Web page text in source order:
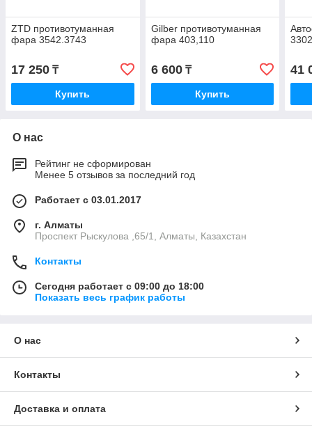
ZTD противотуманная
фара 3542.3743
17 250 ₸
Купить
Gilber противотуманная
фара 403,110
6 600₸
Купить
41
О нас
Рейтинг не сформирован
Менее 5 отзывов за последний год
Работает с 03.01.2017
г. Алматы
Проспект Рыскулова ,65/1, Алматы, Казахстан
Контакты
Сегодня работает с 09:00 до 18:00
Показать весь график работы
О нас
Контакты
Доставка и оплата